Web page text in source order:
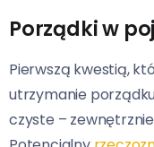
Porządki w
Pierwszą kwestią,
utrzymanie
czyste –